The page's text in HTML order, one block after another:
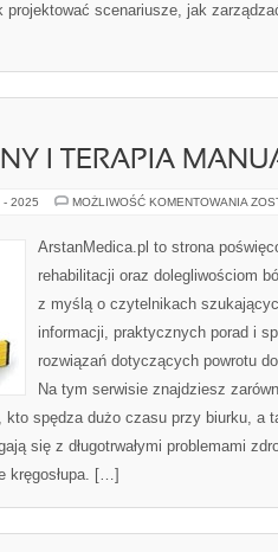
projektować scenariusze, jak
I TERAPIA
- 2025 MOŻLIWOŚĆ KOMENTOWANIA
ArstanMedica.pl to strona
rehabilitacji oraz dolegliwościom
z myślą o czytelnikach
informacji, praktycznych porad i
rozwiązań dotyczących powrotu
Na tym serwisie znajdziesz
kto spędza dużo czasu przy biurku, a
się z długotrwałymi problemami
kręgosłupa. […]